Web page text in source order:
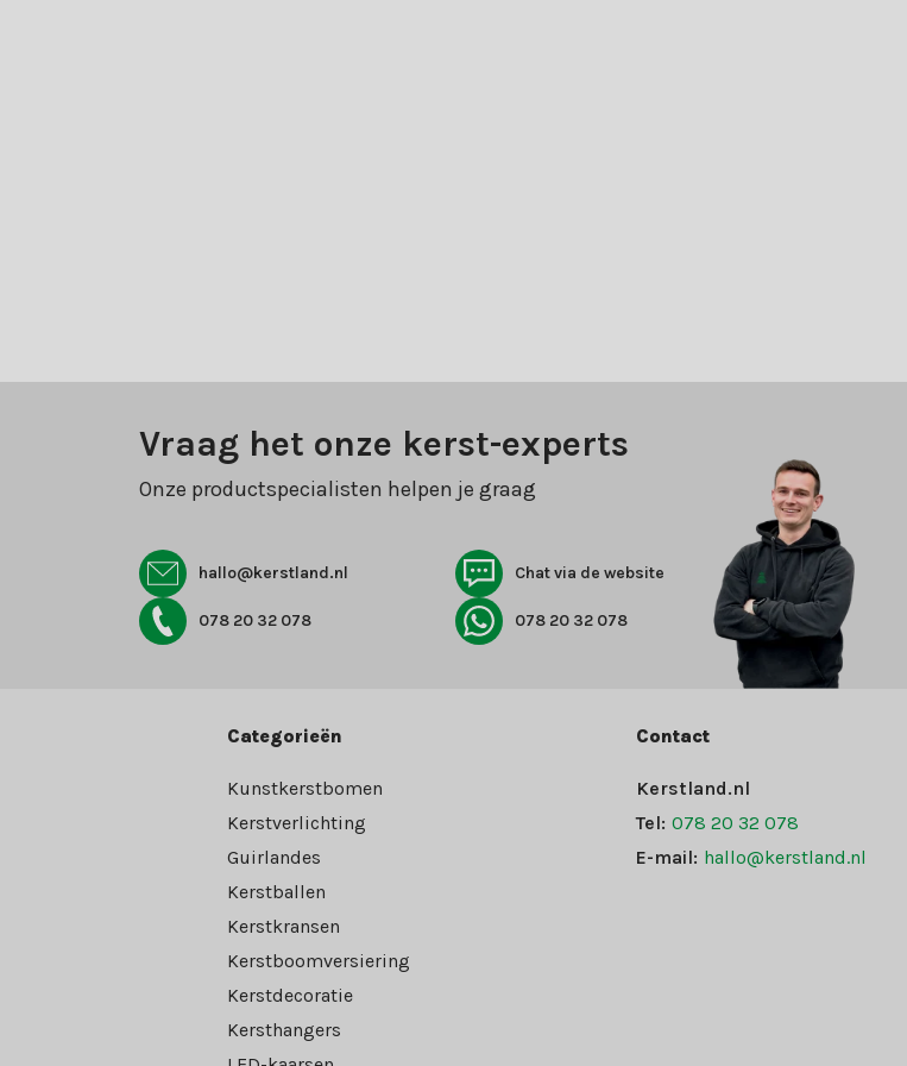
Vraag het onze kerst-experts
Onze productspecialisten helpen je graag
hallo@kerstland.nl Chat via de website
078 20 32 078 078 20 32 078
Categorieën
Kunstkerstbomen
Kerstverlichting
Guirlandes
Kerstballen
Kerstkransen
Kerstboomversiering
Kerstdecoratie
Kersthangers
Contact
Kerstland.nl
Tel: 078 20 32 078
E-mail: hallo@kerstland.nl